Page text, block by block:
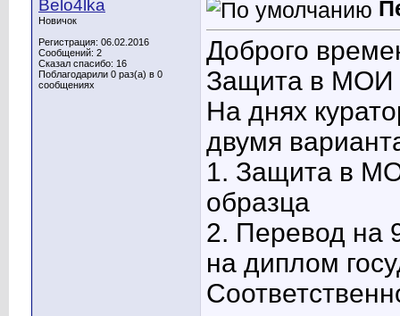
Belo4lka
Новичок
Регистрация: 06.02.2016
Сообщений: 2
Сказал спасибо: 16
Поблагодарили 0 раз(а) в 0
сообщениях
Доброго
Защита в МОИ
На днях
двумя
1. Защита в
образца
2. Перевод на
на диплом